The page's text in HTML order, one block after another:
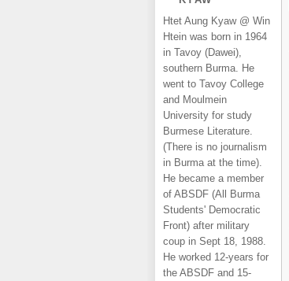
Htet Aung Kyaw @ Win
Htein was born in 1964
in Tavoy (Dawei),
southern Burma. He
went to Tavoy College
and Moulmein
University for study
Burmese Literature.
(There is no journalism
in Burma at the time).
He became a member
of ABSDF (All Burma
Students' Democratic
Front) after military
coup in Sept 18, 1988.
He worked 12-years for
the ABSDF and 15-